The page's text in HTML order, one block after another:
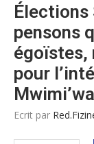
Élections
pensons
égoïstes,
pour
Ecrit par